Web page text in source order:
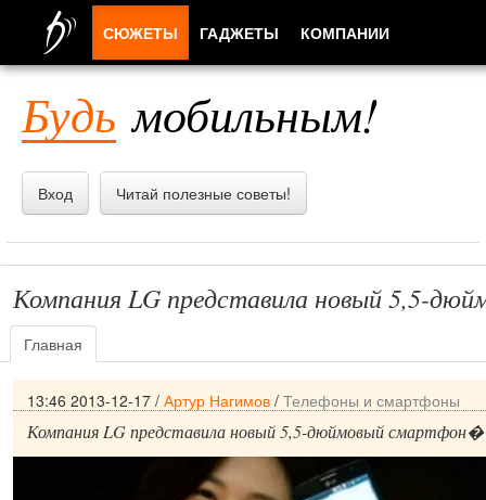
Будь мобильным!
Вход Читай полезные советы!
Компания LG представила новый 5,5-
Главная
13:46 2013-12-17 / Артур Нагимов / Телефоны и смартфоны
Компания LG представила новый 5,5-дюймовый смартфон�
СЮЖЕТЫ ГАДЖЕТЫ КОМПАНИИ
ПРИЛОЖЕНИЯ